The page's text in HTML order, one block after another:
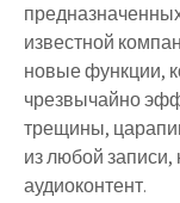
известной
новые функции,
чрезвычайно
трещины,
из любой
аудиоконтент.